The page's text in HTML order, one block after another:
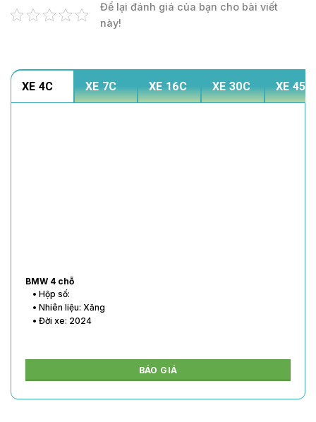
Để lại đánh giá của bạn cho bài viết
này!
XE 4C XE 7C XE 16C XE 30C XE 45C
BMW 4 chỗ
• Hộp số:
• Nhiên liệu: Xăng
• Đời xe: 2024
BÁO GIÁ